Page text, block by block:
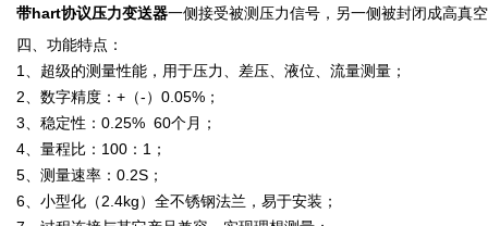
带hart协议压力变送器一侧接受被测压力信号，另一侧被封闭成高真
四、功能特点：
1、超级的测量性能，用于压力、差压、液位、流量测量；
2、数字精度：+（-）0.05%；
3、稳定性：0.25% 60个月；
4、量程比：100：1；
5、测量速率：0.2S；
6、小型化（2.4kg）全不锈钢法兰，易于安装；